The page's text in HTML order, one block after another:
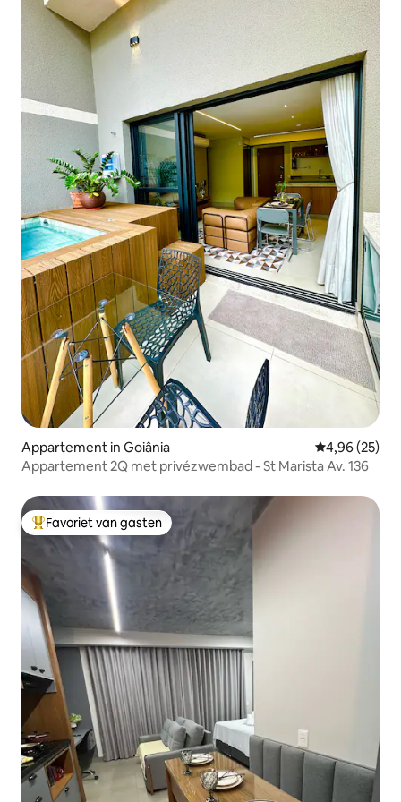
Appartement in Goiânia Gemiddelde
4,96 (25)
Appartement 2Q met privézwembad - St Marista Av. 136
Topfavoriet van gasten
Favoriet van gasten